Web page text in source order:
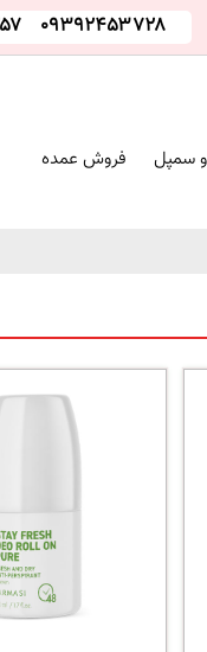
۰۹۳۹۲۴۵۳۷۲۸
سمپل
فروش عمده